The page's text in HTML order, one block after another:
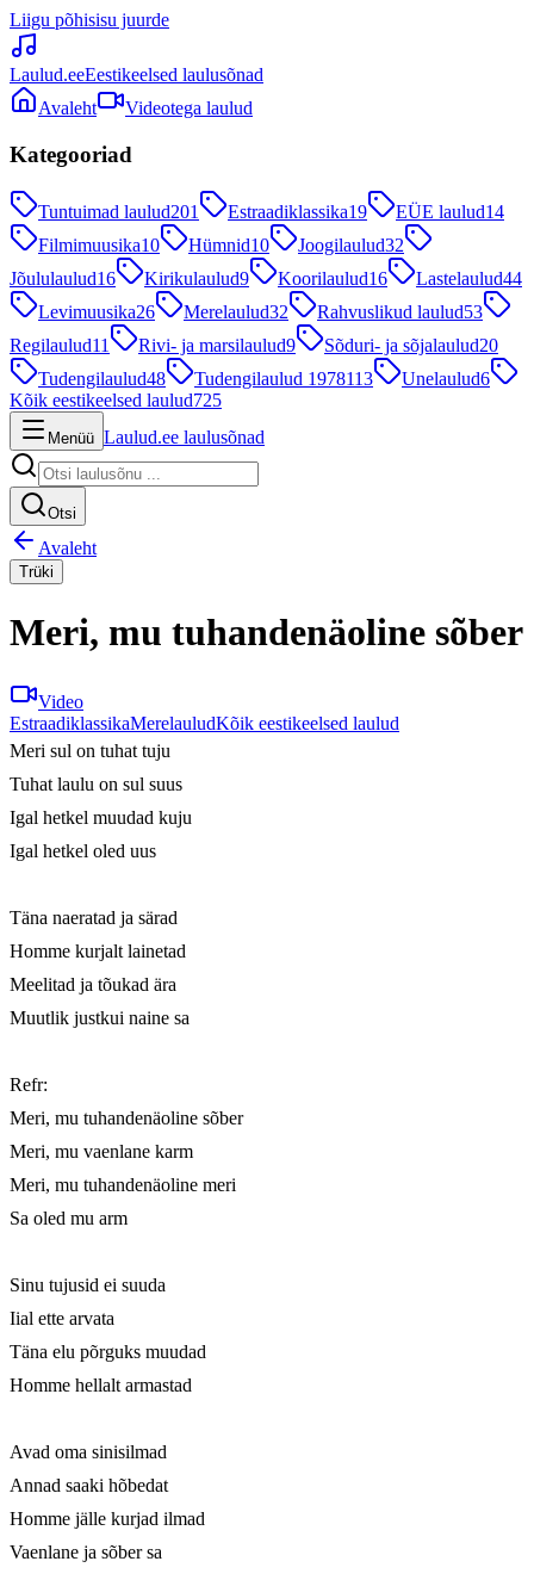
Liigu põhisisu juurde
Laulud.eeEestikeelsed laulusõnad
Avaleht
Videotega laulud
Kategooriad
Tuntuimad laulud201 Estraadiklassika19 EÜE laulud14
Filmimuusika10 Hümnid10 Joogilaulud32
Jõululaulud16 Kirikulaulud9 Koorilaulud16 Lastelaulud44
Levimuusika26 Merelaulud32 Rahvuslikud laulud53
Regilaulud11 Rivi- ja marsilaulud9 Sõduri- ja sõjalaulud20
Tudengilaulud48 Tudengilaulud 1978113 Unelaulud6
Kõik eestikeelsed laulud725
Menüü Laulud.ee laulusõnad
Otsi
Avaleht
Trüki
Meri, mu tuhandenäoline sõber
Video
EstraadiklassikaMerelauludKõik eestikeelsed laulud
Meri sul on tuhat tuju
Tuhat laulu on sul suus
Igal hetkel muudad kuju
Igal hetkel oled uus
Täna naeratad ja särad
Homme kurjalt lainetad
Meelitad ja tõukad ära
Muutlik justkui naine sa
Refr:
Meri, mu tuhandenäoline sõber
Meri, mu vaenlane karm
Meri, mu tuhandenäoline meri
Sa oled mu arm
Sinu tujusid ei suuda
Iial ette arvata
Täna elu põrguks muudad
Homme hellalt armastad
Avad oma sinisilmad
Annad saaki hõbedat
Homme jälle kurjad ilmad
Vaenlane ja sõber sa